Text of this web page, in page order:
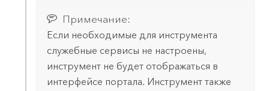
Примечание:
Если необходимые для инструмента
служебные сервисы не настроены,
инструмент не будет отображаться в
интерфейсе портала. Инструмент также